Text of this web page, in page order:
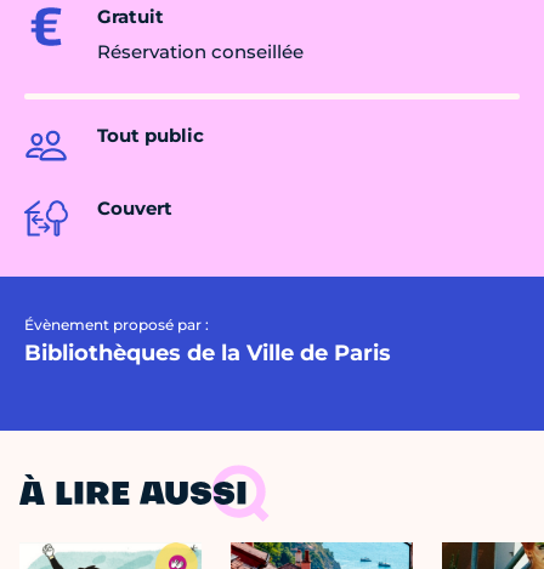
Gratuit
Réservation conseillée
Tout public
Couvert
Évènement proposé par :
Bibliothèques de la Ville de Paris
À LIRE AUSSI